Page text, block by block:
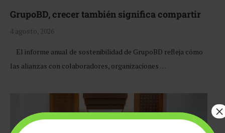
GrupoBD, crecer también significa compartir
4 agosto, 2026
El informe anual de sostenibilidad de GrupoBD refleja cómo
las alianzas con colaboradores, organizaciones …
×